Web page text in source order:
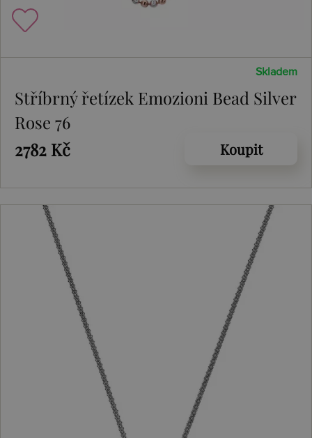
Skladem
Stříbrný řetízek Emozioni Bead Silver
Rose 76
2782 Kč
Koupit